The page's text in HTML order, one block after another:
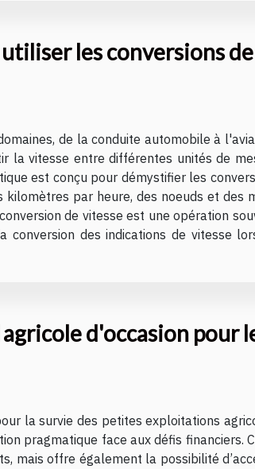
les conversions de
de la conduite automobile à
la vitesse entre différentes unités de
est conçu pour démystifier les
par heure, des noeuds et des
de vitesse est une opération
conversion des indications de vitesse
d'occasion pour
la survie des petites exploitations
pragmatique face aux défis financiers.
mais offre également la possibilité